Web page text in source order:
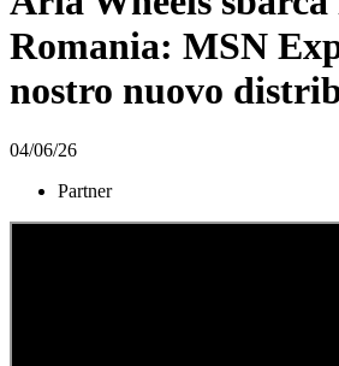
Romania: MSN
nostro nuovo
04/06/26
Partner